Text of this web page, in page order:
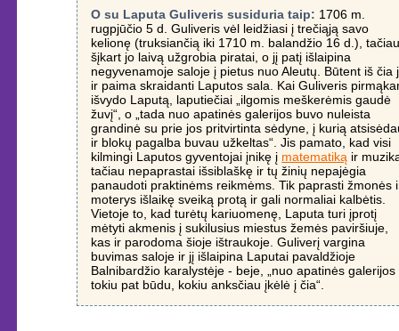
O su Laputa Guliveris susiduria taip: 1706 m.
rugpjūčio 5 d. Guliveris vėl leidžiasi į trečiąją savo
kelionę (truksiančią iki 1710 m. balandžio 16 d.),
šįkart jo laivą užgrobia piratai, o jį patį išlaipina
negyvenamoje saloje į pietus nuo Aleutų. Būtent iš čia
ir paima skraidanti Laputos sala. Kai Guliveris
išvydo Laputą, laputiečiai „ilgomis meškerėmis gaudė
žuvį“, o „tada nuo apatinės galerijos buvo nuleista
grandinė su prie jos pritvirtinta sėdyne, į kurią
ir blokų pagalba buvau užkeltas“. Jis pamato, kad visi
kilmingi Laputos gyventojai įnikę į matematiką ir
tačiau nepaprastai išsiblaškę ir tų žinių nepajėgia
panaudoti praktinėms reikmėms. Tik paprasti žmonės
moterys išlaikę sveiką protą ir gali normaliai kalbėtis.
Vietoje to, kad turėtų kariuomenę, Laputa turi įprotį
mėtyti akmenis į sukilusius miestus žemės paviršiuje,
kas ir parodoma šioje ištraukoje. Guliverį vargina
buvimas saloje ir jį išlaipina Laputai pavaldžioje
Balnibardžio karalystėje - beje, „nuo apatinės galerijos
tokiu pat būdu, kokiu anksčiau įkėlė į čia“.